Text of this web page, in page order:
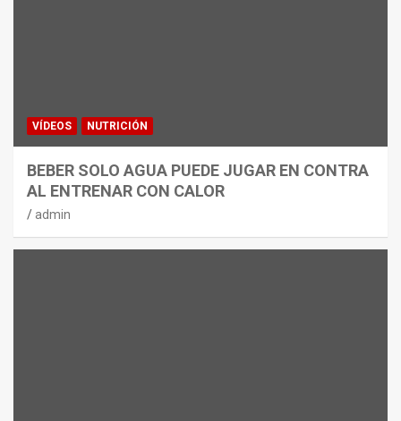
VÍDEOS NUTRICIÓN
BEBER SOLO AGUA PUEDE JUGAR EN CONTRA
AL ENTRENAR CON CALOR
admin